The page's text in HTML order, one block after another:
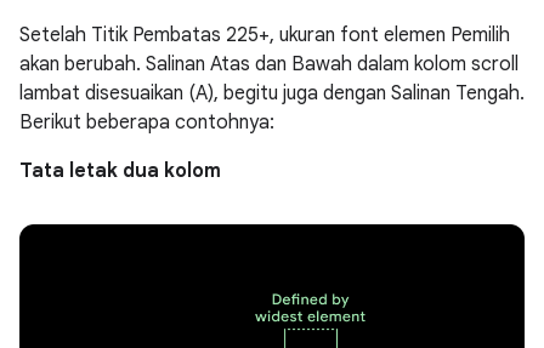
Setelah Titik Pembatas 225+, ukuran font elemen Pemilih
akan berubah. Salinan Atas dan Bawah dalam kolom scroll
lambat disesuaikan (A), begitu juga dengan Salinan Tengah.
Berikut beberapa contohnya:
Tata letak dua kolom